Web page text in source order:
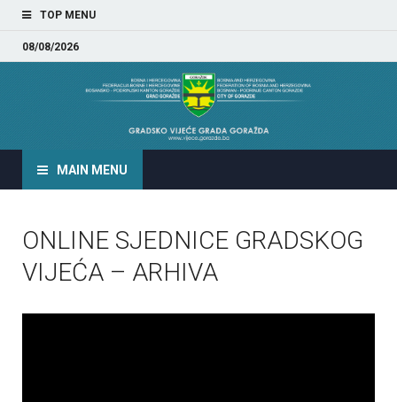
TOP MENU
08/08/2026
GRADSKO VIJEĆE GRADA
MAIN MENU
ONLINE SJEDNICE GRADSKOG
VIJEĆA – ARHIVA